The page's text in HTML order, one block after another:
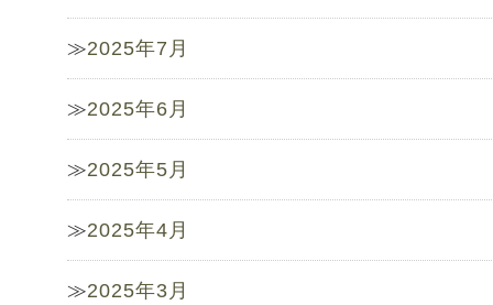
2025年7月
2025年6月
2025年5月
2025年4月
2025年3月